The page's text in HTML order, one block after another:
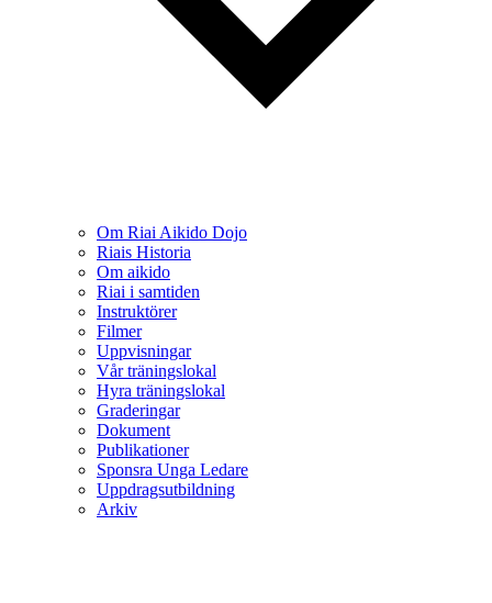
Om Riai Aikido Dojo
Riais Historia
Om aikido
Riai i samtiden
Instruktörer
Filmer
Uppvisningar
Vår träningslokal
Hyra träningslokal
Graderingar
Dokument
Publikationer
Sponsra Unga Ledare
Uppdragsutbildning
Arkiv